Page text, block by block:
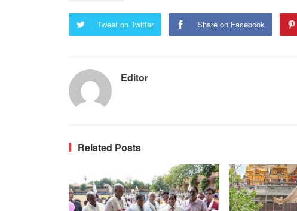
Tweet on Twitter Share on Facebook
Editor
Related Posts